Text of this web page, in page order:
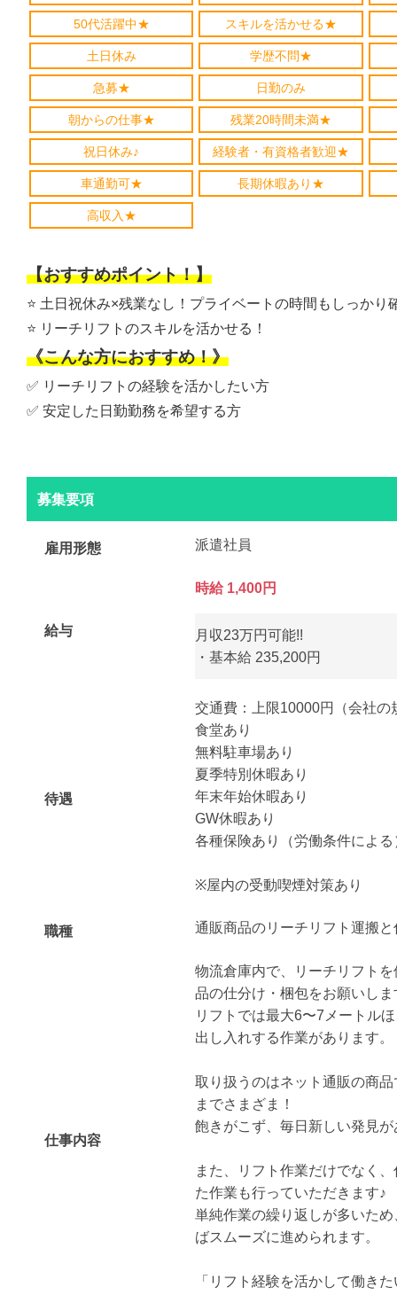
50代活躍中★ スキルを活かせる★
土日休み 学歴不問★
急募★ 日勤のみ
朝からの仕事★ 残業20時間未満★
祝日休み♪ 経験者・有資格者歓迎★
車通勤可★ 長期休暇あり★
高収入★
【おすすめポイント！】
⭐️ 土日祝休み×残業なし！プライベートの時間もしっかり
⭐️ リーチリフトのスキルを活かせる！
《こんな方におすすめ！》
✅ リーチリフトの経験を活かしたい方
✅ 安定した日勤勤務を希望する方
募集要項
雇用形態 派遣社員
給与
時給 1,400円
月収23万円可能!!
・基本給 235,200円
待遇
交通費：上限10000円（会社の
食堂あり
無料駐車場あり
夏季特別休暇あり
年末年始休暇あり
GW休暇あり
各種保険あり（労働条件による
※屋内の受動喫煙対策あり
職種 通販商品のリーチリフト運搬
仕事内容
物流倉庫内で、リーチリフト
品の仕分け・梱包をお願いし
リフトでは最大6〜7メートル
出し入れする作業があります。
取り扱うのはネット通販の商
までさまざま！
飽きがこず、毎日新しい発見
また、リフト作業だけでなく
た作業も行っていただきます♪
単純作業の繰り返しが多いた
ばスムーズに進められます。
「リフト経験を活かして働き